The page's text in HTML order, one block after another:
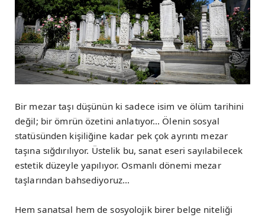
Bir mezar taşı düşünün ki sadece isim ve ölüm tarihini
değil; bir ömrün özetini anlatıyor… Ölenin sosyal
statüsünden kişiliğine kadar pek çok ayrıntı mezar
taşına sığdırılıyor. Üstelik bu, sanat eseri sayılabilecek
estetik düzeyle yapılıyor. Osmanlı dönemi mezar
taşlarından bahsediyoruz…
Hem sanatsal hem de sosyolojik birer belge niteliği